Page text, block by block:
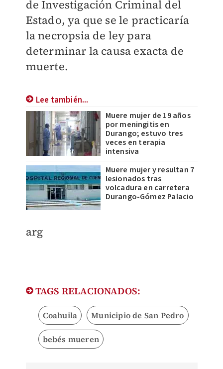
de Investigación Criminal del
Estado, ya que se le practicaría
la necropsia de ley para
determinar la causa exacta de
muerte.
Lee también...
Muere mujer de 19 años
por meningitis en
Durango; estuvo tres
veces en terapia
intensiva
Muere mujer y resultan 7
lesionados tras
volcadura en carretera
Durango-Gómez Palacio
arg
TAGS RELACIONADOS:
Coahuila Municipio de San Pedro
bebés mueren